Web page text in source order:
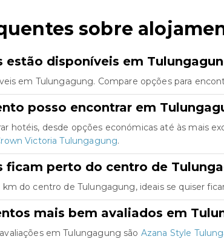
sobre
estão disponíveis em
em Tulungagung. Compare opções para
posso encontrar em
hotéis, desde opções económicas até às mais
Victoria Tulungagung.
ficam perto do centro de
do centro de Tulungagung, ideais se quiser
mais bem avaliados em
em Tulungagung são Azana Style